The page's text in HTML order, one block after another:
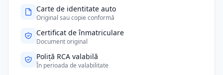
Carte de identitate auto
Original sau copie conformă
Certificat de înmatriculare
Document original
Poliță RCA valabilă
În perioada de valabilitate